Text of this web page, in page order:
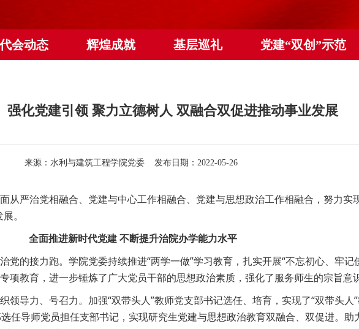
会动态 辉煌成就 基层巡礼 党建“双创”示范
强化党建引领 聚力立德树人 双融合双促进推动事业发展
来源：水利与建筑工程学院党委 发布日期：2022-05-26
从严治党相融合、党建与中心工作相融合、党建与思想政治工作相融合，努力实
。
全面推进新时代党建 不断提升治院办学能力水平
党的接力跑。学院党委持续推进“两学一做”学习教育，扎实开展“不忘初心、牢记
项教育，进一步锤炼了广大党员干部的思想政治素质，强化了服务师生的宗旨意
导力、号召力。加强“双带头人”教师党支部书记选任、培育，实现了“双带头人”
任导师党员担任支部书记，实现研究生党建与思想政治教育双融合、双促进。助